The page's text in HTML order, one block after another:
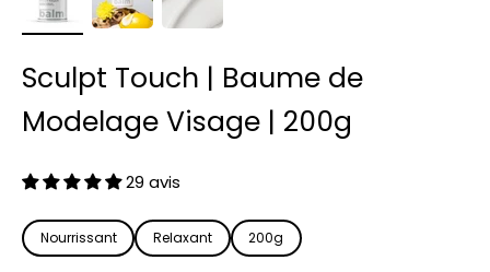
Sculpt Touch | Baume de
Modelage Visage | 200g
29 avis
Nourrissant Relaxant 200g